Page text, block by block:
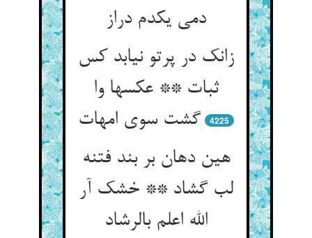
دمی یکدم دراز
زانک در پرتو نیابد کس
ثبات ** عکسها وا
گشت سوی امهات
4225
هین دهان بر بند فتنه
لب گشاد ** خشک آر
الله اعلم بالرشاد